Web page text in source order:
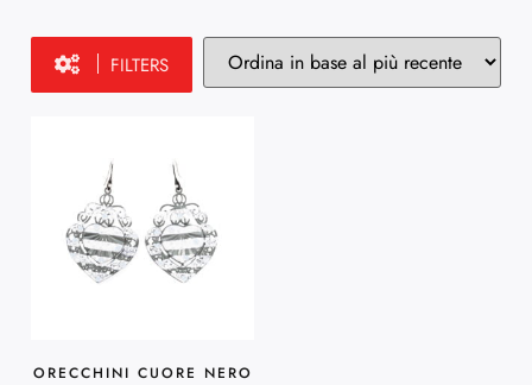
FILTERS
ORECCHINI CUORE NERO